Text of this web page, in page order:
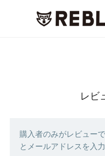
レビ
購入者のみがレビュー
とメールアドレスを入